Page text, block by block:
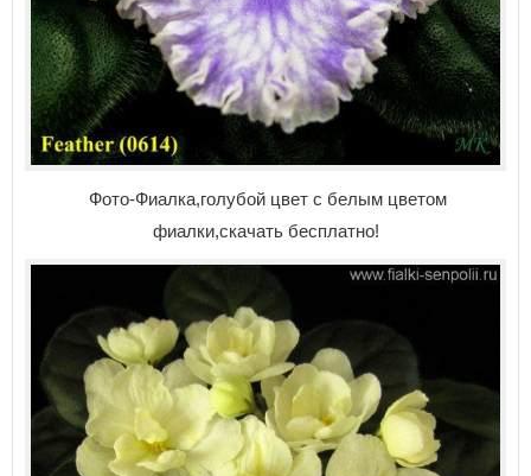
Фото-Фиалка,голубой цвет с белым цветом
фиалки,скачать бесплатно!